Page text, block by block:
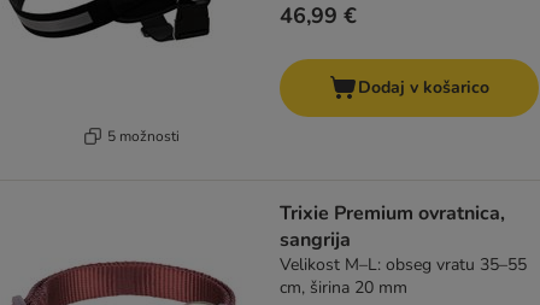
5 možnosti
46,99 €
Dodaj v košarico
Trixie Premium ovratnica,
sangrija
Velikost M–L: obseg vratu 35–55
cm, širina 20 mm